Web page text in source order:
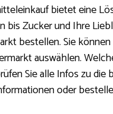
bietet eine
Zucker und Ihre
bestellen. Sie
auswählen.
Sie alle Infos zu
oder